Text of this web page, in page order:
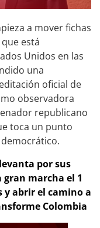
a mover fichas
está
Unidos en las
una
oficial de
observadora
republicano
toca un punto
por sus
gran marcha el 1
y abrir el camino a
Colombia